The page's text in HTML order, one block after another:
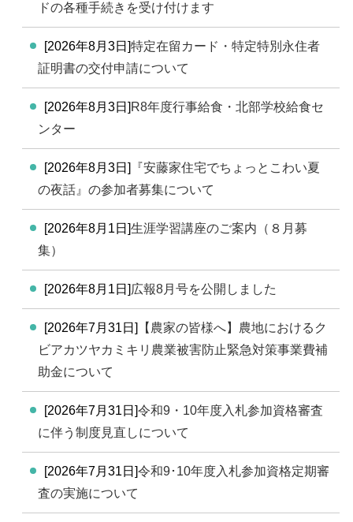
ドの各種手続きを受け付けます
[2026年8月3日]特定在留カード・特定特別永住者
証明書の交付申請について
[2026年8月3日] R8年度行事給食・北部学校給食セ
ンター
[2026年8月3日]
『安藤家住宅でちょっとこわい夏
の夜話』の参加者募集について
[2026年8月1日]生涯学習講座のご案内（８月募
集）
[2026年8月1日] 広報8月号を公開しました
[2026年7月31日]
【農家の皆様へ】農地におけるク
ビアカツヤカミキリ農業被害防止緊急対策事業費補
助金について
[2026年7月31日]令和9・10年度入札参加資格審査
に伴う制度見直しについて
[2026年7月31日]令和9･10年度入札参加資格定期審
査の実施について